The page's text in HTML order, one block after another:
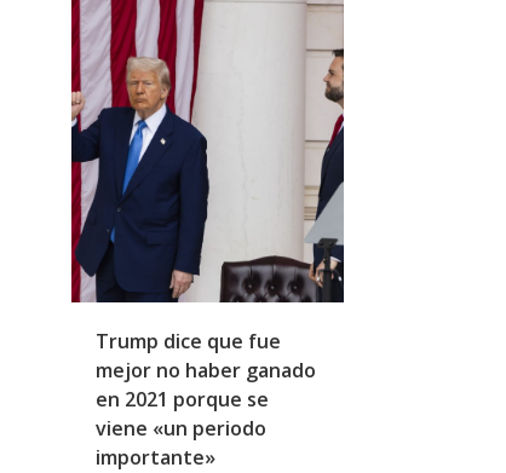
Trump dice que fue
mejor no haber ganado
en 2021 porque se
viene «un periodo
importante»